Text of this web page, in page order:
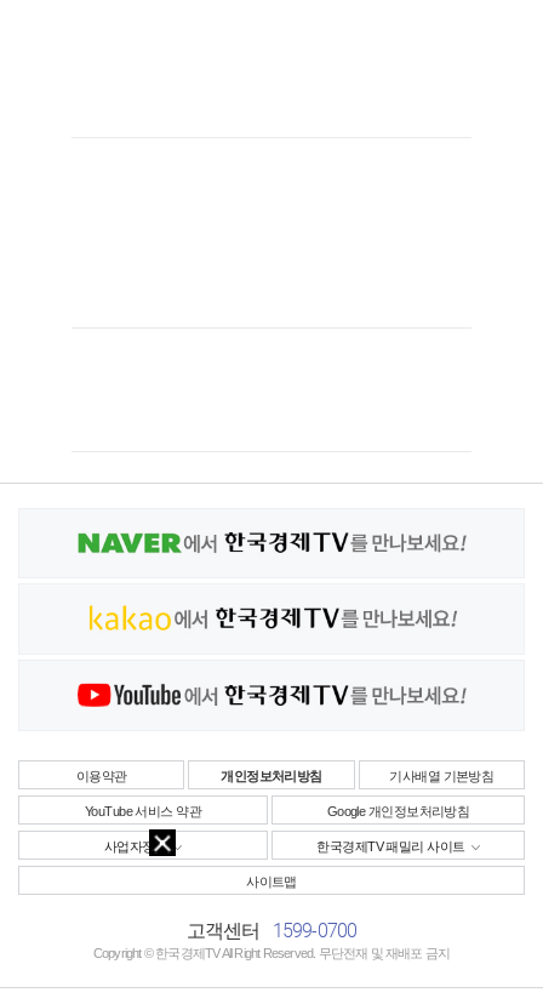
이용약관 개인정보처리방침 기사배열 기본방침
YouTube 서비스 약관 Google 개인정보처리방침
사업자정보 한국경제TV 패밀리 사이트
사이트맵
고객센터 1599-0700
Copyright © 한국경제TV All Right Reserved. 무단전재 및 재배포 금지